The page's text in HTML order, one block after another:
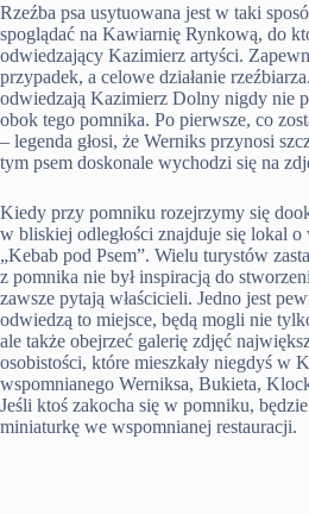
Rzeźba psa usytuowana jest w taki
spoglądać na Kawiarnię Rynkową, do
odwiedzający Kazimierz artyści.
przypadek, a celowe działanie
odwiedzają Kazimierz Dolny nigdy nie
obok tego pomnika. Po pierwsze, co
– legenda głosi, że Werniks przynosi
tym psem doskonale wychodzi się na
Kiedy przy pomniku rozejrzymy się
w bliskiej odległości znajduje się lokal
„Kebab pod Psem”. Wielu turystów
z pomnika nie był inspiracją do
zawsze pytają właścicieli. Jedno jest
odwiedzą to miejsce, będą mogli nie
ale także obejrzeć galerię zdjęć
osobistości, które mieszkały niegdyś w
wspomnianego Werniksa, Bukieta,
Jeśli ktoś zakocha się w pomniku,
miniaturkę we wspomnianej restauracji.